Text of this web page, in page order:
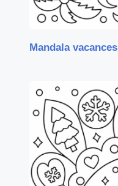
Mandala vacances